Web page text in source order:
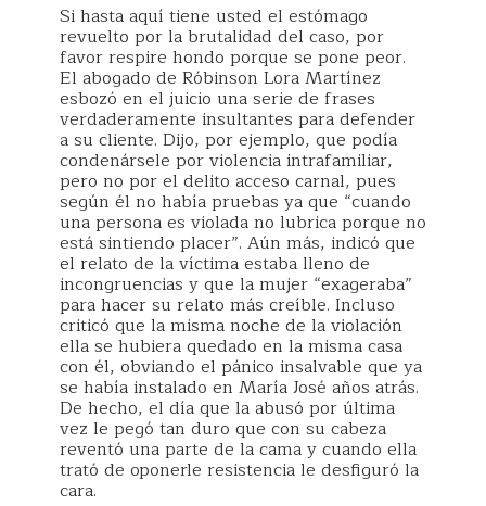
Si hasta aquí tiene usted el estómago
revuelto por la brutalidad del caso, por
favor respire hondo porque se pone peor.
El abogado de Róbinson Lora Martínez
esbozó en el juicio una serie de frases
verdaderamente insultantes para defender
a su cliente. Dijo, por ejemplo, que podía
condenársele por violencia intrafamiliar,
pero no por el delito acceso carnal, pues
según él no había pruebas ya que “cuando
una persona es violada no lubrica porque no
está sintiendo placer”. Aún más, indicó que
el relato de la víctima estaba lleno de
incongruencias y que la mujer “exageraba”
para hacer su relato más creíble. Incluso
criticó que la misma noche de la violación
ella se hubiera quedado en la misma casa
con él, obviando el pánico insalvable que ya
se había instalado en María José años atrás.
De hecho, el día que la abusó por última
vez le pegó tan duro que con su cabeza
reventó una parte de la cama y cuando ella
trató de oponerle resistencia le desfiguró la
cara.